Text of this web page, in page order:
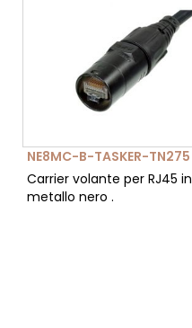
NE8MC-B-TASKER-TN275
Carrier volante per RJ45 in
metallo nero .